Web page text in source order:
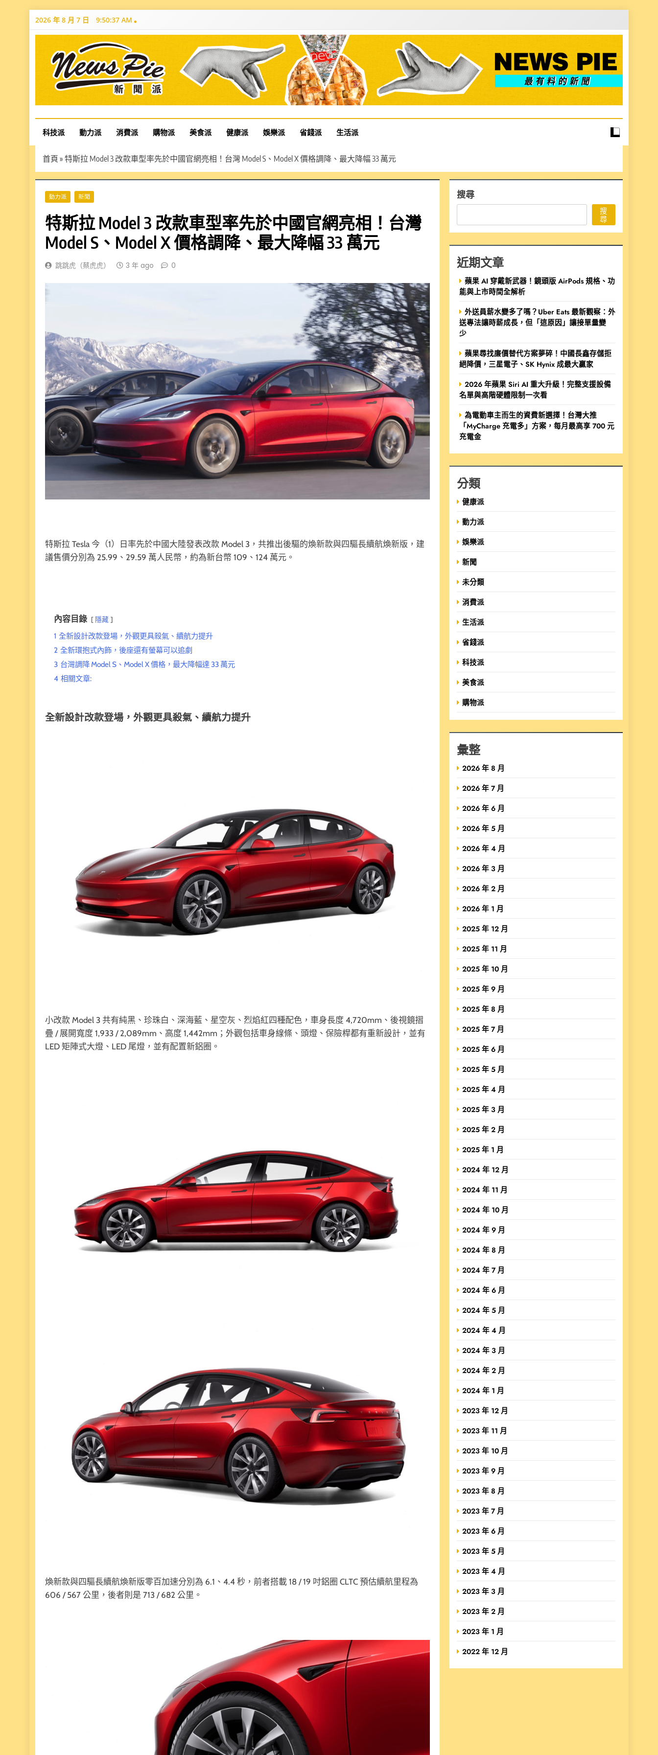
Skip
2026 年 8 月 7 日 9:50:38 AM
News Pie
最有料的新聞
科技派 動力派 消費派 購物派 美食派 健康派 娛樂派 省錢派 生活派
首頁 » 特斯拉 Model 3 改款車型率先於中國官網亮相！台灣 Model S、Model X 價格調降、最大降幅 33 萬元
動力派 新聞
特斯拉 Model 3 改款車型率先於中國官網亮相！台灣
Model S、Model X 價格調降、最大降幅 33 萬元
跳跳虎（蔡虎虎） 3 年 ago 0
特斯拉 Tesla 今（1）日率先於中國大陸發表改款 Model 3，共推出後驅的煥新款與四驅長續航煥新版，建
議售價分別為 25.99、29.59 萬人民幣，約為新台幣 109、124 萬元。
內容目錄 隱藏
1 全新設計改款登場，外觀更具殺氣、續航力提升
2 全新環抱式內飾，後座還有螢幕可以追劇
3 台灣調降 Model S、Model X 價格，最大降幅達 33 萬元
4 相關文章:
全新設計改款登場，外觀更具殺氣、續航力提升
小改款 Model 3 共有純黑、珍珠白、深海藍、星空灰、烈焰紅四種配色，車身長度 4,720mm、後視鏡摺
疊 / 展開寬度 1,933 / 2,089mm、高度 1,442mm；外觀包括車身線條、頭燈、保險桿都有重新設計，並有
LED 矩陣式大燈、LED 尾燈，並有配置新鋁圈。
煥新款與四驅長續航煥新版零百加速分別為 6.1、4.4 秒，前者搭載 18 / 19 吋鋁圈 CLTC 預估續航里程為
606 / 567 公里，後者則是 713 / 682 公里。
搜尋
搜
尋
近期文章
蘋果 AI 穿戴新武器！鏡頭版 AirPods 規格、功
能與上市時間全解析
外送員薪水變多了嗎？Uber Eats 最新觀察：外
送專法讓時薪成長，但「這原因」讓接單量變
少
蘋果尋找廉價替代方案夢碎！中國長鑫存儲拒
絕降價，三星電子、SK Hynix 成最大贏家
2026 年蘋果 Siri AI 重大升級！完整支援設備
名單與高階硬體限制一次看
為電動車主而生的資費新選擇！台灣大推
「MyCharge 充電多」方案，每月最高享 700 元
充電金
分類
健康派
動力派
娛樂派
新聞
未分類
消費派
生活派
省錢派
科技派
美食派
購物派
彙整
2026 年 8 月
2026 年 7 月
2026 年 6 月
2026 年 5 月
2026 年 4 月
2026 年 3 月
2026 年 2 月
2026 年 1 月
2025 年 12 月
2025 年 11 月
2025 年 10 月
2025 年 9 月
2025 年 8 月
2025 年 7 月
2025 年 6 月
2025 年 5 月
2025 年 4 月
2025 年 3 月
2025 年 2 月
2025 年 1 月
2024 年 12 月
2024 年 11 月
2024 年 10 月
2024 年 9 月
2024 年 8 月
2024 年 7 月
2024 年 6 月
2024 年 5 月
2024 年 4 月
2024 年 3 月
2024 年 2 月
2024 年 1 月
2023 年 12 月
2023 年 11 月
2023 年 10 月
2023 年 9 月
2023 年 8 月
2023 年 7 月
2023 年 6 月
2023 年 5 月
2023 年 4 月
2023 年 3 月
2023 年 2 月
2023 年 1 月
2022 年 12 月